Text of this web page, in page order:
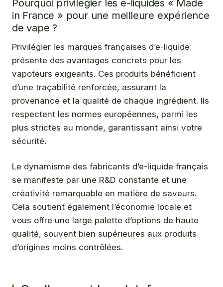
Pourquoi privilégier les e-liquides « Made
in France » pour une meilleure expérience
de vape ?
Privilégier les marques françaises d’e-liquide
présente des avantages concrets pour les
vapoteurs exigeants. Ces produits bénéficient
d’une traçabilité renforcée, assurant la
provenance et la qualité de chaque ingrédient. Ils
respectent les normes européennes, parmi les
plus strictes au monde, garantissant ainsi votre
sécurité.
Le dynamisme des fabricants d’e-liquide français
se manifeste par une R&D constante et une
créativité remarquable en matière de saveurs.
Cela soutient également l’économie locale et
vous offre une large palette d’options de haute
qualité, souvent bien supérieures aux produits
d’origines moins contrôlées.